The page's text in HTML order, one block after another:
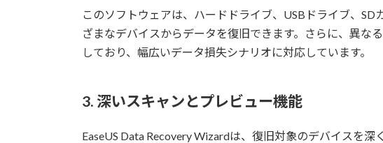
このソフトウェアは、ハードドライブ、USBドライブ、
ざまなデバイスからデータを復旧できます。さらに、異な
しており、幅広いデータ損失シナリオに対応しています。
3. 深いスキャンとプレビュー機能
EaseUS Data Recovery Wizardは、復旧対象のデバイスを